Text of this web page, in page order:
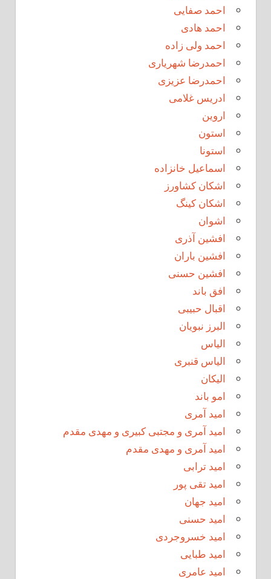
احمد صفایی
احمد هادی
احمد ولی زاده
احمدرضا شهریاری
احمدرضا عزیزی
ادریس غلامی
اروین
استون
استونا
اسماعیل خانزاده
اشکان کشاورز
اشکان کینگ
اشوان
افشین آذری
افشین باران
افشین حسنی
افق باند
اقبال حبیبی
البرز نبویان
الیاس
الیاس قنبرى
الیکان
امو باند
امید آمری
امید آمری و مجتبی کبیری و مهدى مقدم
امید آمری و مهدی مقدم
امید ترابی
امید تقی پور
امید جهان
امید حسنی
امید خسروجردی
امید طبایی
امید عامری